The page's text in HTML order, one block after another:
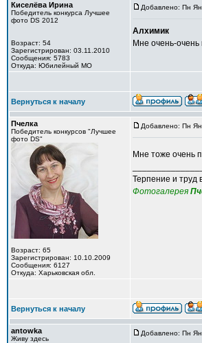
Киселёва Ирина
Победитель конкурса Лучшее
фото DS 2012
Возраст: 54
Зарегистрирован: 03.11.2010
Сообщения: 5783
Откуда: Юбилейный МО
Добавлено: Пн
Алхимик
Мне очень-очень
Вернуться к началу
Пчелка
Победитель конкурсов "Лучшее
фото DS"
Возраст: 65
Зарегистрирован: 10.10.2009
Сообщения: 6127
Откуда: Харьковская обл.
Добавлено: Пн
Мне тоже очень
Терпение и труд
Фотогалерея
Вернуться к началу
antowka
Живу здесь
Добавлено: Пн